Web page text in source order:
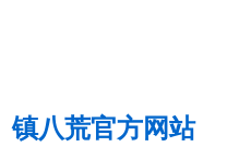
镇八荒官方网站